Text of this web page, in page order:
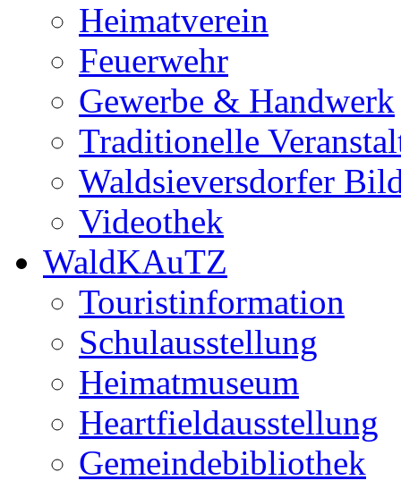
Heimatverein
Feuerwehr
Gewerbe & Handwerk
Traditionelle
Waldsieversdorfer
Videothek
WaldKAuTZ
Touristinformation
Schulausstellung
Heimatmuseum
Heartfieldausstellung
Gemeindebibliothek